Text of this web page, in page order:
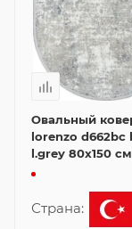
Овальный
lorenzo d662bc
l.grey 80x150
кухню
Страна: